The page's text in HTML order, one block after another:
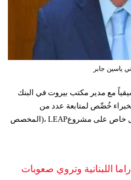
ياسين جابر
مع مدير مكتب بيروت في البنك
خُصِّص لمتابعة عدد من
المشاريع قيد التنفيذ، وجرى التركيز بشكل خاص على مشروعLEAP ،(المخصص
اللبنانية وتروي صعوبات